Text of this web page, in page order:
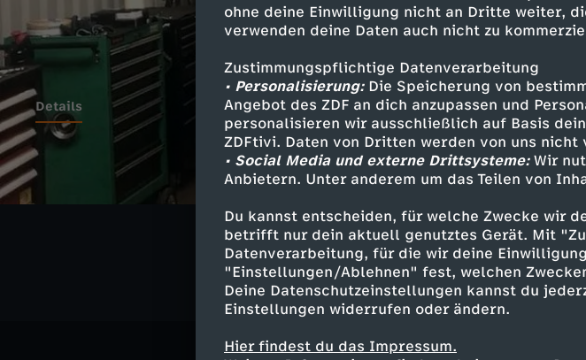
ohne deine Einwilligung nicht an Dritte weiter,
verwenden deine Daten auch nicht zu
Zustimmungspflichtige Datenverarbeitung
• Personalisierung:Die Speicherung von
Angebot des ZDF an dich anzupassen und
personalisieren wir ausschließlich auf Basis
ZDFtivi. Daten von Dritten werden von uns nicht
• Social Media und externe Drittsysteme:Wir
Anbietern. Unter anderem um das Teilen von
Du kannst entscheiden, für welche Zwecke wir
betrifft nur dein aktuell genutztes Gerät. Mit
Datenverarbeitung, für die wir deine
"Einstellungen/Ablehnen" fest, welchen
Deine Datenschutzeinstellungen kannst du
Einstellungen widerrufen oder ändern.
Hier findest du das Impressum.
Details
Ähnliche Inhalte entdecken
Politik Kommentar informativ